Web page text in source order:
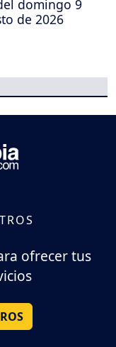
domingo 9
de 2026
ofrecer tus